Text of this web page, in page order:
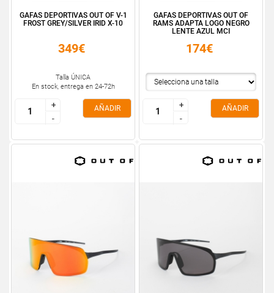
GAFAS DEPORTIVAS OUT OF V-1
FROST GREY/SILVER IRID X-10
349€
Talla ÚNICA
En stock, entrega en 24-72h
+
-
+
-
AÑADIR
GAFAS DEPORTIVAS OUT OF
RAMS ADAPTA LOGO NEGRO
LENTE AZUL MCI
174€
+
-
+
-
AÑADIR